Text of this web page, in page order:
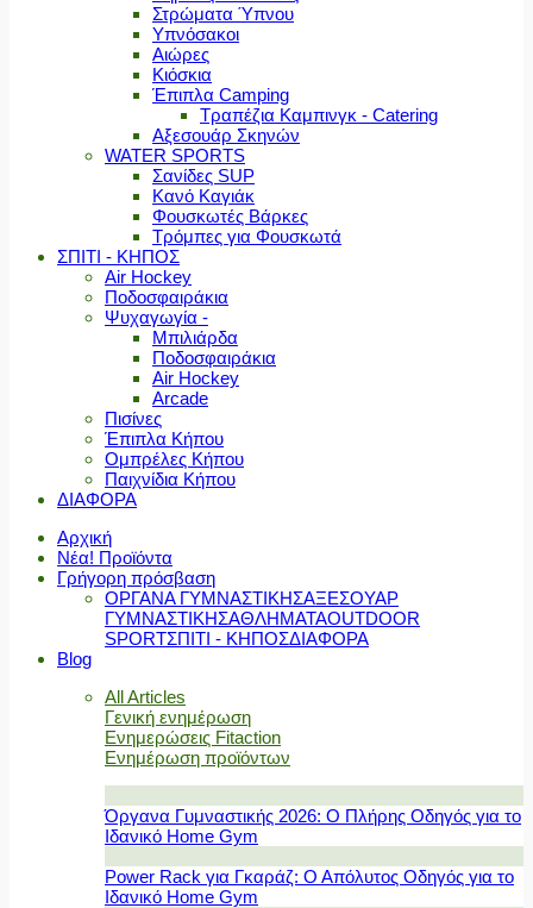
Στρώματα Ύπνου
Υπνόσακοι
Αιώρες
Κιόσκια
Έπιπλα Camping
Τραπέζια Καμπινγκ - Catering
Αξεσουάρ Σκηνών
WATER SPORTS
Σανίδες SUP
Κανό Καγιάκ
Φουσκωτές Βάρκες
Τρόμπες για Φουσκωτά
ΣΠΙΤΙ - ΚΗΠΟΣ
Air Hockey
Ποδοσφαιράκια
Ψυχαγωγία -
Μπιλιάρδα
Ποδοσφαιράκια
Air Hockey
Arcade
Πισίνες
Έπιπλα Κήπου
Ομπρέλες Κήπου
Παιχνίδια Κήπου
ΔΙΑΦΟΡΑ
Αρχική
Νέα! Προϊόντα
Γρήγορη πρόσβαση
ΟΡΓΑΝΑ ΓΥΜΝΑΣΤΙΚΗΣΑΞΕΣΟΥΑΡ
ΓΥΜΝΑΣΤΙΚΗΣΑΘΛΗΜΑΤΑOUTDOOR
SPORTΣΠΙΤΙ - ΚΗΠΟΣΔΙΑΦΟΡΑ
Blog
All Articles
Γενική ενημέρωση
Ενημερώσεις Fitaction
Ενημέρωση προϊόντων
Όργανα Γυμναστικής 2026: Ο Πλήρης Οδηγός για το
Ιδανικό Home Gym
Power Rack για Γκαράζ: Ο Απόλυτος Οδηγός για το
Ιδανικό Home Gym